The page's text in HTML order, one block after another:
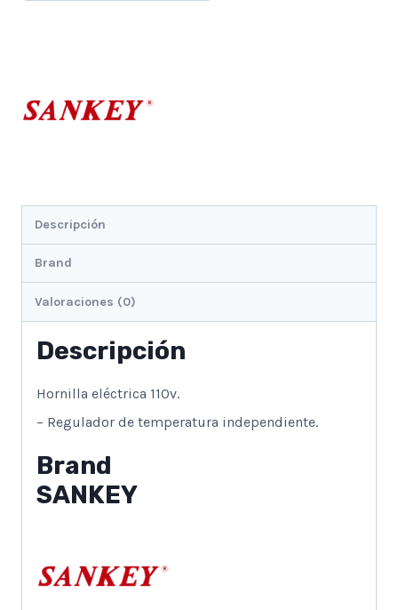
Descripción
Brand
Valoraciones (0)
Descripción
Hornilla eléctrica 110v.
– Regulador de temperatura independiente.
Brand
SANKEY